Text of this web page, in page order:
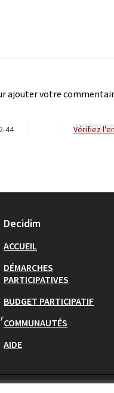
ajouter votre
44 Vérifiez
Decidim
ACCUEIL
DÉMARCHES
PARTICIPATIVES
BUDGET PARTICIPATIF
COMMUNAUTÉS
AIDE